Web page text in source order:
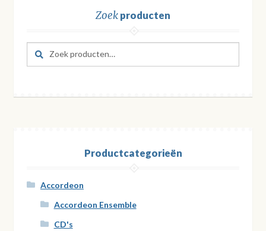
Zoekproducten
Zoeken
naar:
Zoeken
Productcategorieën
Accordeon
Accordeon Ensemble
CD's